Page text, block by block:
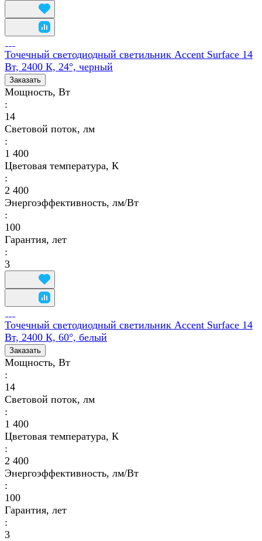
Точечный светодиодный светильник Accent Surface 14
Вт, 2400 К, 24°, черный
Заказать
Мощность, Вт
:
14
Световой поток, лм
:
1 400
Цветовая температура, К
:
2 400
Энергоэффективность, лм/Вт
:
100
Гарантия, лет
:
3
Точечный светодиодный светильник Accent Surface 14
Вт, 2400 К, 60°, белый
Заказать
Мощность, Вт
:
14
Световой поток, лм
:
1 400
Цветовая температура, К
:
2 400
Энергоэффективность, лм/Вт
:
100
Гарантия, лет
:
3